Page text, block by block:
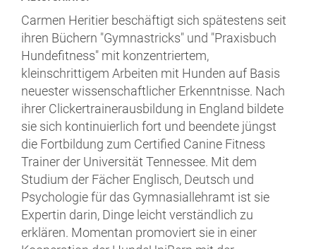
Carmen Heritier beschäftigt sich spätestens seit
ihren Büchern "Gymnastricks" und "Praxisbuch
Hundefitness" mit konzentriertem,
kleinschrittigem Arbeiten mit Hunden auf Basis
neuester wissenschaftlicher Erkenntnisse. Nach
ihrer Clickertrainerausbildung in England bildete
sie sich kontinuierlich fort und beendete jüngst
die Fortbildung zum Certified Canine Fitness
Trainer der Universität Tennessee. Mit dem
Studium der Fächer Englisch, Deutsch und
Psychologie für das Gymnasiallehramt ist sie
Expertin darin, Dinge leicht verständlich zu
erklären. Momentan promoviert sie in einer